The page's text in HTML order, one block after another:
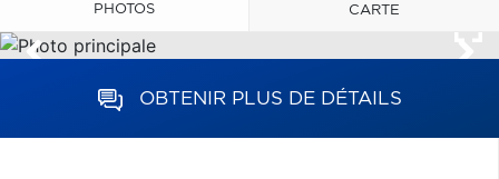
PHOTOS CARTE
OBTENIR PLUS DE DÉTAILS